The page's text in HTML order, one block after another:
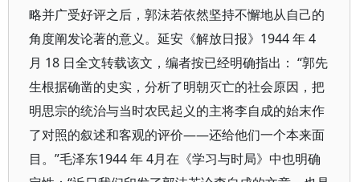
略并广受好评之后，郭沫若依然坚持不懈地从自己的
角度阐发论著的意义。延安《解放日报》1944 年 4
月 18 日全文转载该文，编者按已经明确指出： “郭先
生根据确凿的史实，分析了明朝灭亡的社会原因，把
明思宗的统治与当时农民起义的主将李自成的始末作
了对照的叙述和客观的评价——还给他们一个本来面
目。”毛泽东1944 年 4月在《学习与时局》中也明确